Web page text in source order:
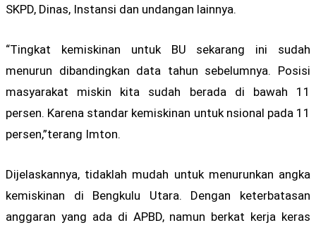
SKPD, Dinas, Instansi dan undangan lainnya.
“Tingkat kemiskinan untuk BU sekarang ini sudah
menurun dibandingkan data tahun sebelumnya. Posisi
masyarakat miskin kita sudah berada di bawah 11
persen. Karena standar kemiskinan untuk nsional pada 11
persen,”terang Imton.
Dijelaskannya, tidaklah mudah untuk menurunkan angka
kemiskinan di Bengkulu Utara. Dengan keterbatasan
anggaran yang ada di APBD, namun berkat kerja keras